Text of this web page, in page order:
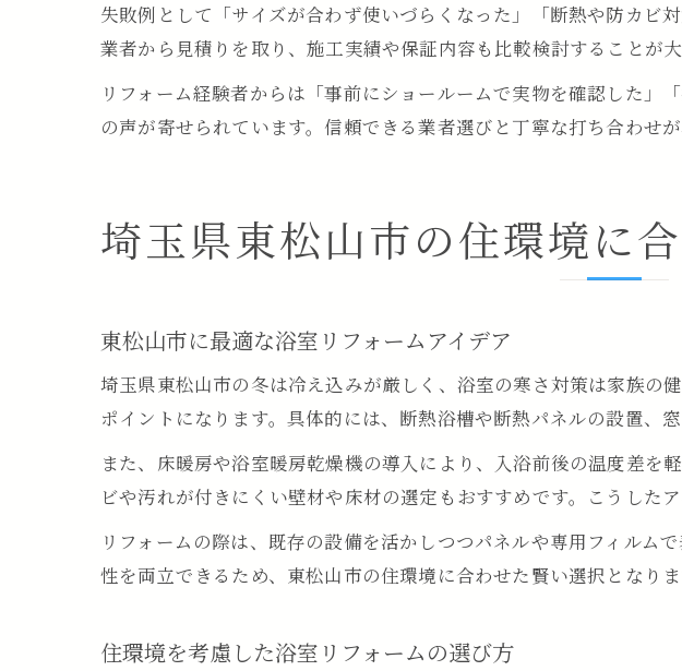
失敗例として「サイズが合わず使いづらくなった」「断熱や防カビ
業者から見積りを取り、施工実績や保証内容も比較検討することが大
リフォーム経験者からは「事前にショールームで実物を確認した」
の声が寄せられています。信頼できる業者選びと丁寧な打ち合わせ
埼玉県東松山市の住環境に
東松山市に最適な浴室リフォームアイデア
埼玉県東松山市の冬は冷え込みが厳しく、浴室の寒さ対策は家族の
ポイントになります。具体的には、断熱浴槽や断熱パネルの設置、
また、床暖房や浴室暖房乾燥機の導入により、入浴前後の温度差を
ビや汚れが付きにくい壁材や床材の選定もおすすめです。こうした
リフォームの際は、既存の設備を活かしつつパネルや専用フィルム
性を両立できるため、東松山市の住環境に合わせた賢い選択となりま
住環境を考慮した浴室リフォームの選び方